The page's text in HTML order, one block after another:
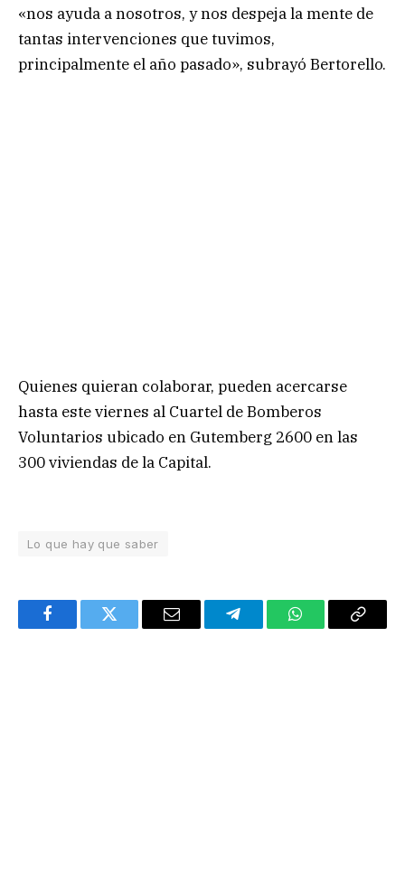
«nos ayuda a nosotros, y nos despeja la mente de
tantas intervenciones que tuvimos,
principalmente el año pasado», subrayó Bertorello.
Quienes quieran colaborar, pueden acercarse
hasta este viernes al Cuartel de Bomberos
Voluntarios ubicado en Gutemberg 2600 en las
300 viviendas de la Capital.
Lo que hay que saber
FacebookTwitter Email TelegramWhatsAppCopy